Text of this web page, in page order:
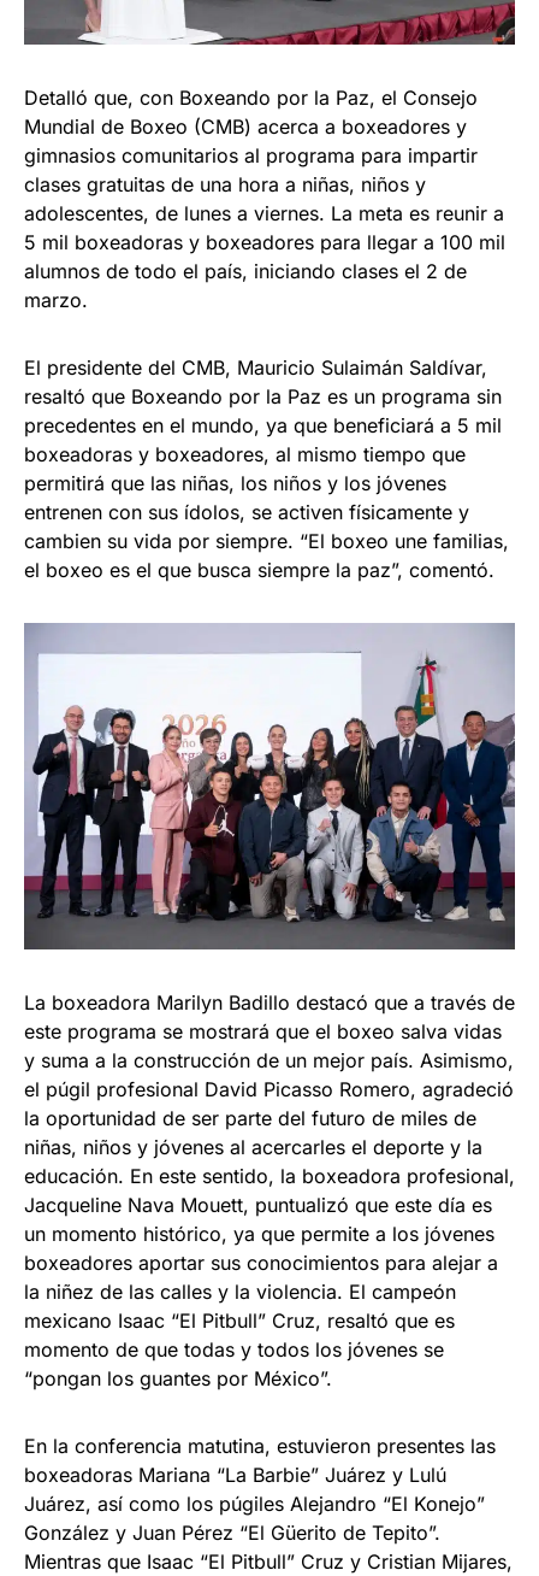
Detalló que, con Boxeando por la Paz, el Consejo
Mundial de Boxeo (CMB) acerca a boxeadores y
gimnasios comunitarios al programa para impartir
clases gratuitas de una hora a niñas, niños y
adolescentes, de lunes a viernes. La meta es reunir a
5 mil boxeadoras y boxeadores para llegar a 100 mil
alumnos de todo el país, iniciando clases el 2 de
marzo.
El presidente del CMB, Mauricio Sulaimán Saldívar,
resaltó que Boxeando por la Paz es un programa sin
precedentes en el mundo, ya que beneficiará a 5 mil
boxeadoras y boxeadores, al mismo tiempo que
permitirá que las niñas, los niños y los jóvenes
entrenen con sus ídolos, se activen físicamente y
cambien su vida por siempre. “El boxeo une familias,
el boxeo es el que busca siempre la paz”, comentó.
La boxeadora Marilyn Badillo destacó que a través de
este programa se mostrará que el boxeo salva vidas
y suma a la construcción de un mejor país. Asimismo,
el púgil profesional David Picasso Romero, agradeció
la oportunidad de ser parte del futuro de miles de
niñas, niños y jóvenes al acercarles el deporte y la
educación. En este sentido, la boxeadora profesional,
Jacqueline Nava Mouett, puntualizó que este día es
un momento histórico, ya que permite a los jóvenes
boxeadores aportar sus conocimientos para alejar a
la niñez de las calles y la violencia. El campeón
mexicano Isaac “El Pitbull” Cruz, resaltó que es
momento de que todas y todos los jóvenes se
“pongan los guantes por México”.
En la conferencia matutina, estuvieron presentes las
boxeadoras Mariana “La Barbie” Juárez y Lulú
Juárez, así como los púgiles Alejandro “El Konejo”
González y Juan Pérez “El Güerito de Tepito”.
Mientras que Isaac “El Pitbull” Cruz y Cristian Mijares,